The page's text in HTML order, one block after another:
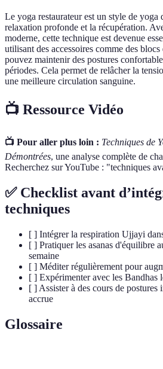
Le yoga restaurateur est un style de yoga
relaxation profonde et la récupération.
moderne, cette technique est devenue
utilisant des accessoires comme des
pouvez maintenir des postures
périodes. Cela permet de relâcher la
une meilleure circulation sanguine.
📺 Ressource Vidéo
📺 Pour aller plus loin : Techniques de
Démontrées, une analyse complète de
Recherchez sur YouTube : "techniques
✅ Checklist avant
techniques
[ ] Intégrer la respiration Ujjayi
[ ] Pratiquer les asanas d'équilibre
semaine
[ ] Méditer régulièrement pour
[ ] Expérimenter avec les Bandhas
[ ] Assister à des cours de postures
accrue
Glossaire